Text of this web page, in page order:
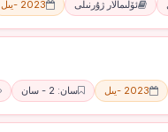
ئۆلىمالار ژۇرنىلى 2023 -يىل
2023 -يىل سان: 2 - سان